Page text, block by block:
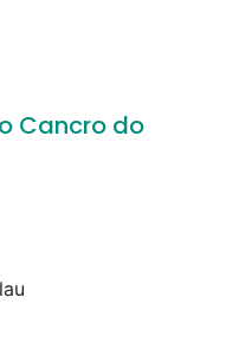
Cancro do